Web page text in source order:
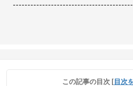
この記事の目次 [目次